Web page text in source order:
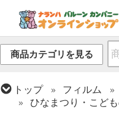
商品カテゴリを見る
トップ フィルム
ひなまつり・こど